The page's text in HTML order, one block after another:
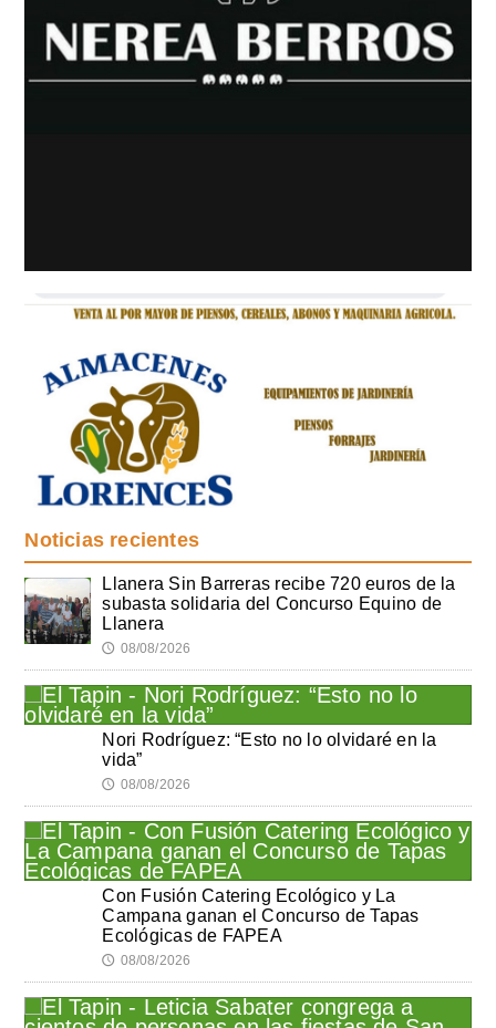
Noticias recientes
Llanera Sin Barreras recibe 720 euros de la
subasta solidaria del Concurso Equino de
Llanera
🕔 08/08/2026
Nori Rodríguez: “Esto no lo olvidaré en la
vida”
🕔 08/08/2026
Con Fusión Catering Ecológico y La
Campana ganan el Concurso de Tapas
Ecológicas de FAPEA
🕔 08/08/2026